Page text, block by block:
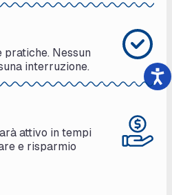
Nessun
interruzione.
attivo in tempi
e risparmio